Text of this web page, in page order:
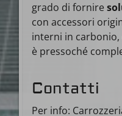
grado di fornire
con accessori
interni in carbonio,
è pressoché
Contatti
Per info: